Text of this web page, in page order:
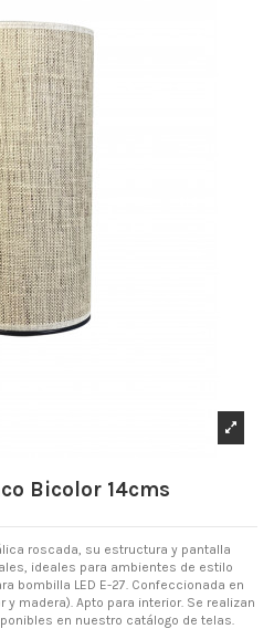
Bicolor 14cms
roscada, su estructura y pantalla
ideales para ambientes de estilo
bombilla LED E-27. Confeccionada en
madera). Apto para interior. Se realizan
en nuestro catálogo de telas.